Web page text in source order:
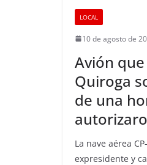
LOCAL
10 de agosto de
Avión
Quiroga
de una
La nave aérea
expresidente y